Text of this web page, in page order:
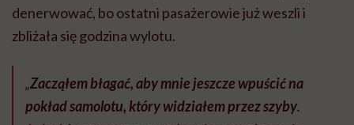
denerwować, bo ostatni pasażerowie już weszli i
zbliżała się godzina wylotu.
„Zacząłem błagać, aby mnie jeszcze wpuścić na
pokład samolotu, który widziałem przez szyby.